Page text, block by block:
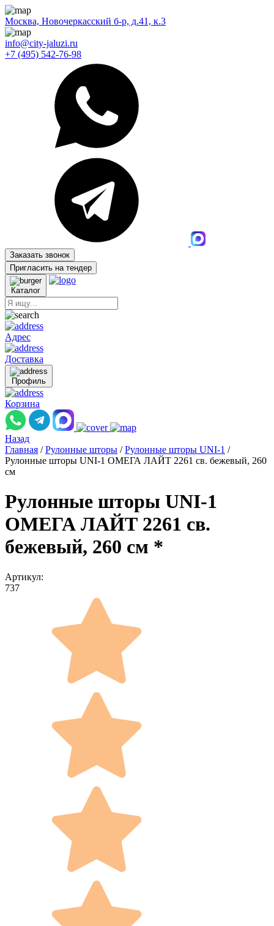
Москва, Новочеркасский б-р, д.41, к.3
info@city-jaluzi.ru
+7 (495) 542-76-98
Заказать звонок
Пригласить на тендер
Каталог
Адрес
Доставка
Профиль
Корзина
Назад
Главная / Рулонные шторы / Рулонные шторы UNI-1 /
Рулонные шторы UNI-1 ОМЕГА ЛАЙТ 2261 св. бежевый, 260
см
Рулонные шторы UNI-1
ОМЕГА ЛАЙТ 2261 св.
бежевый, 260 см *
Артикул:
737